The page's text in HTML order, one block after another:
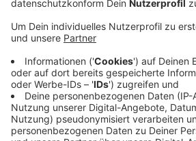
Die mit den Sicherheitschecks
hätten fest zugesichert, dass sie
haben, um besonders großen